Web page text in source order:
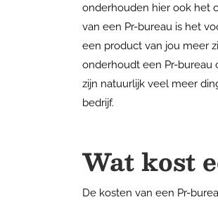
onderhouden hier ook het
van een Pr-bureau is het
een product van jou meer
onderhoudt een Pr-bureau
zijn natuurlijk veel meer
bedrijf.
Wat kost
De kosten van een Pr-